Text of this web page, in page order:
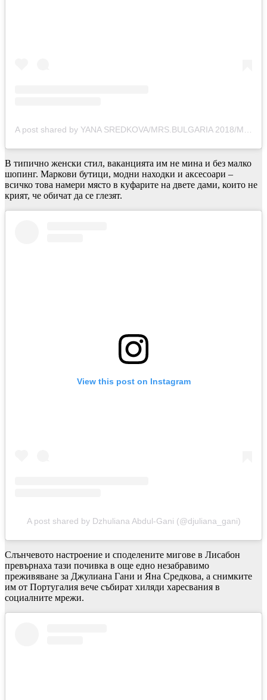
В типично женски стил, ваканцията им не мина и без малко
шопинг. Маркови бутици, модни находки и аксесоари –
всичко това намери място в куфарите на двете дами, които не
крият, че обичат да се глезят.
View this post on Instagram
A post shared by Dzhuliana Abdul-Gani (@djuliana_gani)
Слънчевото настроение и споделените мигове в Лисабон
превърнаха тази почивка в още едно незабравимо
преживяване за Джулиана Гани и Яна Средкова, а снимките
им от Португалия вече събират хиляди харесвания в
социалните мрежи.